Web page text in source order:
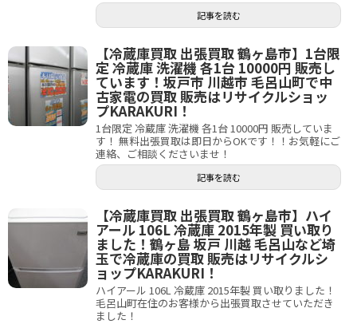
記事を読む
【冷蔵庫買取 出張買取 鶴ヶ島市】1台限
定 冷蔵庫 洗濯機 各1台 10000円 販売し
ています！坂戸市 川越市 毛呂山町で中
古家電の買取 販売はリサイクルショッ
プKARAKURI！
1台限定 冷蔵庫 洗濯機 各1台 10000円 販売していま
す！ 無料出張買取は即日からOKです！！お気軽にご
連絡、ご相談くださいませ！
記事を読む
【冷蔵庫買取 出張買取 鶴ヶ島市】ハイ
アール 106L 冷蔵庫 2015年製 買い取り
ました！鶴ヶ島 坂戸 川越 毛呂山など埼
玉で冷蔵庫の買取 販売はリサイクルシ
ョップKARAKURI！
ハイアール 106L 冷蔵庫 2015年製 買い取りました！
毛呂山町在住のお客様から出張買取させていただき
ました！